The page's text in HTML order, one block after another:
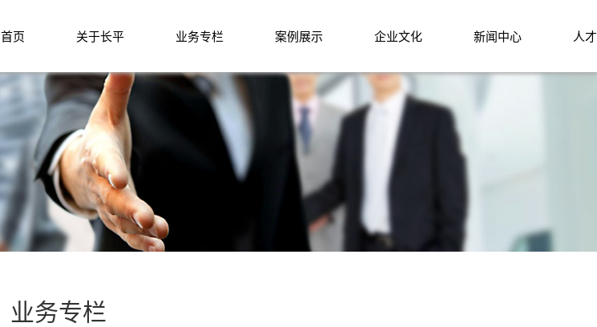
首页 关于长平 业务专栏 案例展示 企业文化 新闻中心 人
业务专栏